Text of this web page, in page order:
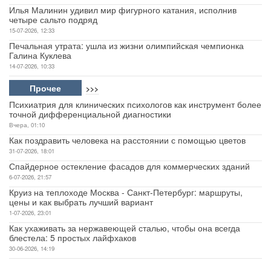
Илья Малинин удивил мир фигурного катания, исполнив
четыре сальто подряд
15-07-2026, 12:33
Печальная утрата: ушла из жизни олимпийская чемпионка
Галина Куклева
14-07-2026, 10:33
Прочее >>>
Психиатрия для клинических психологов как инструмент более
точной дифференциальной диагностики
Вчера, 01:10
Как поздравить человека на расстоянии с помощью цветов
31-07-2026, 18:01
Спайдерное остекление фасадов для коммерческих зданий
6-07-2026, 21:57
Круиз на теплоходе Москва - Санкт-Петербург: маршруты,
цены и как выбрать лучший вариант
1-07-2026, 23:01
Как ухаживать за нержавеющей сталью, чтобы она всегда
блестела: 5 простых лайфхаков
30-06-2026, 14:19